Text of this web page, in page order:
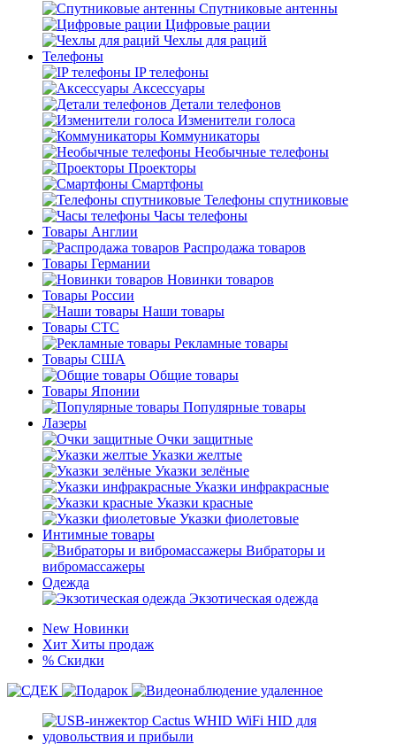
Спутниковые антенны
Цифровые рации
Чехлы для раций
Телефоны
IP телефоны
Аксессуары
Детали телефонов
Изменители голоса
Коммуникаторы
Необычные телефоны
Проекторы
Смартфоны
Телефоны спутниковые
Часы телефоны
Товары Англии
Распродажа товаров
Товары Германии
Новинки товаров
Товары России
Наши товары
Товары СТС
Рекламные товары
Товары США
Общие товары
Товары Японии
Популярные товары
Лазеры
Очки защитные
Указки желтые
Указки зелёные
Указки инфракрасные
Указки красные
Указки фиолетовые
Интимные товары
Вибраторы и
вибромассажеры
Одежда
Экзотическая одежда
New Новинки
Хит Хиты продаж
% Скидки